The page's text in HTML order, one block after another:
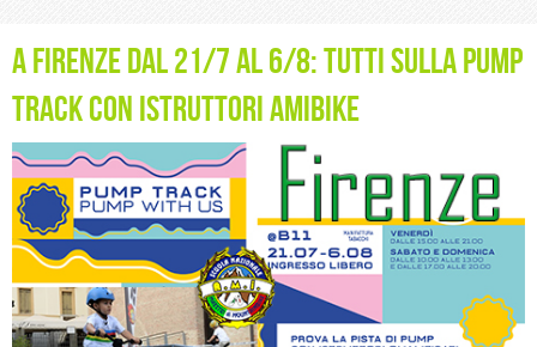
A Firenze dal 21/7 al 6/8: tutti sulla Pump
Track con Istruttori Amibike